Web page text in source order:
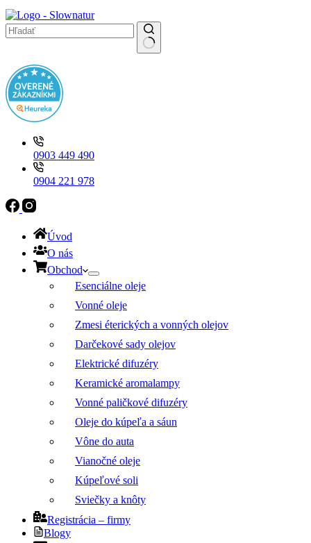
vybrať
results
0903 449 490
0904 221 978
Úvod
O nás
Obchod
Esenciálne oleje
Vonné oleje
Zmesi éterických a vonných olejov
Darčekové sady olejov
Elektrické difuzéry
Keramické aromalampy
Vonné paličkové difuzéry
Oleje do kúpeľa a sáun
Vône do auta
Vianočné oleje
Kúpeľové soli
Sviečky a knôty
Registrácia – firmy
Blogy